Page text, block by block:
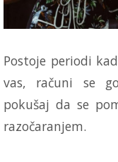
Postoje periodi
vas, računi se
pokušaj da se
razočaranjem.